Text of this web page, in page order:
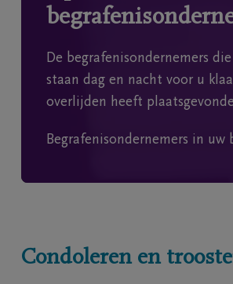
De begrafenisondernemers
staan dag en nacht voor u
overlijden heeft
Begrafenisondernemers in uw
Condoleren en